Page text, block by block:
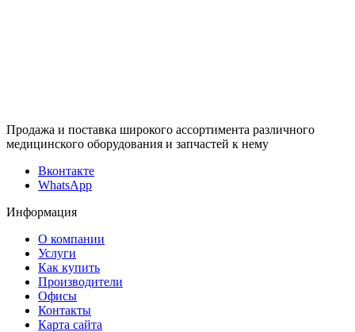
Продажа и поставка широкого ассортимента различного
медицинского оборудования и запчастей к нему
Вконтакте
WhatsApp
Информация
О компании
Услуги
Как купить
Производители
Офисы
Контакты
Карта сайта